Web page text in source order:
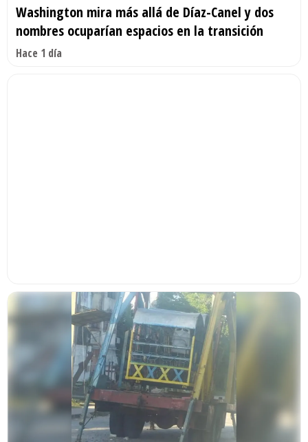
Washington mira más allá de Díaz-Canel y dos
nombres ocuparían espacios en la transición
Hace 1 día